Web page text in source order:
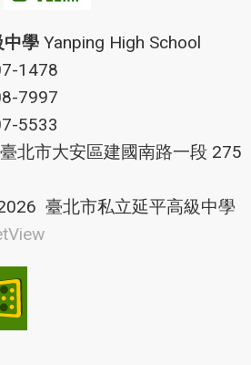
中學 Yanping High School
1478
7997
5533
北市大安區建國南路一段 275
臺北市私立延平高級中學